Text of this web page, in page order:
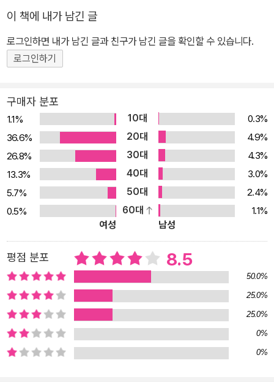
아들여지지 않고 남자 행세도 하지 못하는 사람들이 있다. 20세기 젠
더 체계를 대표하는 남녀 구분 화장실을 남녀 공용 화장실로 바꾸게
하거나 성별 동일시의 범위를 넓히는 사람들 말이다. 《여성의 남성
성》은 바로 그런 사람들 이야기다. 주디스 핼버스탬 또는 J. 잭 핼버
4년 번역된 《가가 페미니즘》에 이어 《여성의 남성성》이 드디어 한국
독자들을 찾아왔다. 지금껏 톰보이, 안드로진, 부치, 스톤 부치, FTM
트랜스섹슈얼 등 남성적 여성들은 현대적인 레즈비언 주체에 미달하
는 존재, 마초를 모방하는 미숙아, 가부장적 남성성을 미처 벗어던지
지 못한 존재로 여겨졌고, 우울하고 병적인 모습으로 묘사되며 페미
니즘과 레즈비어니즘 안에서도 억압돼왔다. 어릴 때 ‘남자 같은 여자
애’였고 지금은 ‘남자 같은 여자’인 핼버스탬은 퀴어 방법론과 도착된
현재주의라는 새로운 개념과 분석 도구로 무장한 채 제도적 이성애와
젠더 이원론을 상대로 학술적 백병전을 벌이며, 모호한 자기 삶과 정
체성을 해명하고 정당성을 주장하는 정치적 기획을 밀어붙인다. 스스
로 책의 소재가 되거나(본문 344쪽), 드랙킹 공연의 참여 관찰자이
자 관객 자리에도 앉는 핼버스탬은 존 래드클리프 홀을 비롯해 19세
기부터 20세기 초를 살다간 사람들, 할리우드 영화나 B급 영화나 독
립 영화들, 당대의 드랙킹 문화 등을 넘나들며 역사와 대중문화 속 남
성적 여성들을 탐구하는 ‘문화 습격’을 감행한다. 남자 없는 남성성,
남성적 퀴어 여성들의 다른 삶은 젠더와 섹슈얼리티의 새로운 가능성
이 책에 내가 남긴 글
로그인하면 내가 남긴 글과 친구가 남긴 글을 확인할 수 있습니다.
로그인하기
구매자 분포
1.1% 10대
0.3%
36.6%
20대
4.9%
26.8%
30대
4.3%
13.3%
40대
3.0%
5.7%
50대
2.4%
0.5%
60대
1.1%
여성
남성
평점 분포 8.5
50.0%
25.0%
25.0%
0%
0%